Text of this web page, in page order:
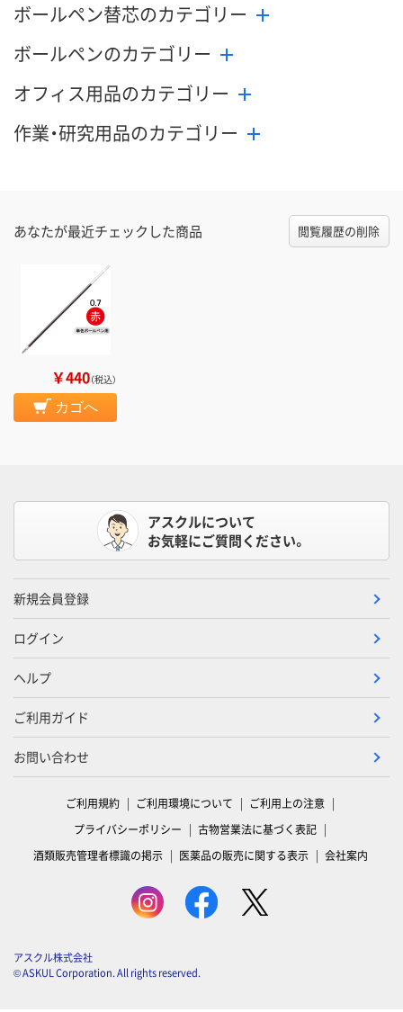
ボールペン替芯のカテゴリー
ボールペンのカテゴリー
オフィス用品のカテゴリー
作業・研究用品のカテゴリー
あなたが最近チェックした商品 閲覧履歴の削除
￥440（税込）
カゴへ
アスクルについて
お気軽にご質問ください。
新規会員登録
ログイン
ヘルプ
ご利用ガイド
お問い合わせ
ご利用規約 ご利用環境について
ご利用上の注意
プライバシーポリシー
古物営業法に基づく表記
酒類販売管理者標識の掲示
医薬品の販売に関する表示 会社案内
アスクル株式会社
© ASKUL Corporation. All rights reserved.